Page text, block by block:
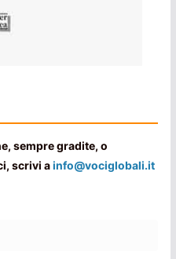
sempre gradite, o
scrivi ainfo@vociglobali.it